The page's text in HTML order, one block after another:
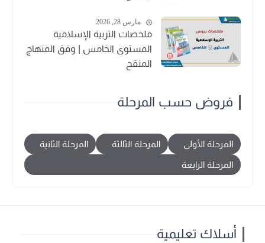
مارس 28, 2026
ملخصات التربية الإسلامية
المستوى الخامس | وفق المنهاج
المنقح
فروض حسب المرحلة
المرحلة الأولى المرحلة الثالثة المرحلة الثانية
المرحلة الرابعة
أسلاك تعليمية